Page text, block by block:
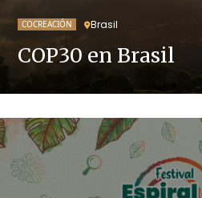
COCREACIÓN Brasil
COP30 en Brasil